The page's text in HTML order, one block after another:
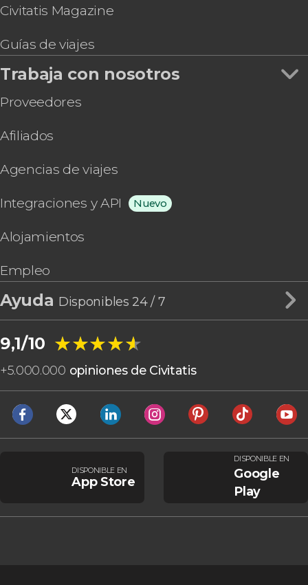
Civitatis Magazine
Guías de viajes
Trabaja con nosotros
Proveedores
Afiliados
Agencias de viajes
Integraciones y API Nuevo
Alojamientos
Empleo
Ayuda Disponibles 24 / 7
9,1/10 ★★★★★
★★★★★
+5.000.000 opiniones de Civitatis
DISPONIBLE EN
App Store
DISPONIBLE EN
Google
Play